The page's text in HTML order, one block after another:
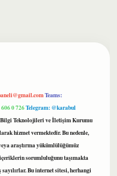
Teams:
0 726Telegram: @karabul
Bilgi Teknolojileri ve İletişim Kurumu
hizmet vermektedir. Bu nedenle,
araştırma yükümlülüğümüz
sorumluluğunu taşımakta
Bu internet sitesi, herhangi